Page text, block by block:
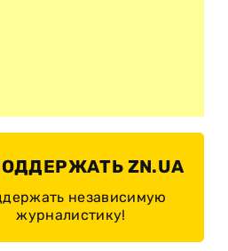
ZN.UA
независимую
журналистику!